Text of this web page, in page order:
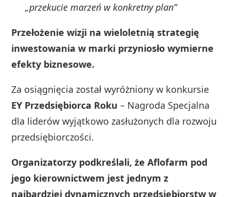
„przekucie marzeń w konkretny plan”
Przełożenie wizji na wieloletnią strategię
inwestowania w marki przyniosło wymierne
efekty biznesowe.
Za osiągnięcia został wyróżniony w konkursie
EY Przedsiębiorca Roku – Nagroda Specjalna
dla liderów wyjątkowo zasłużonych dla rozwoju
przedsiębiorczości.
Organizatorzy podkreślali, że Aflofarm pod
jego kierownictwem jest jednym z
najbardziej dynamicznych przedsiębiorstw w